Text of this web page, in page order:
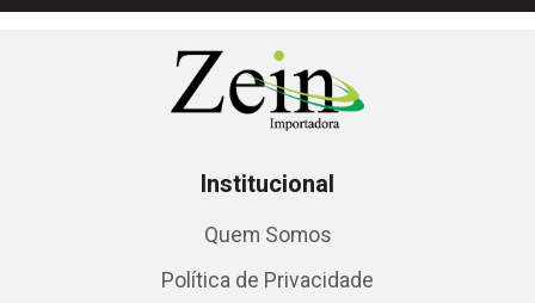
Institucional
Quem Somos
Política de Privacidade